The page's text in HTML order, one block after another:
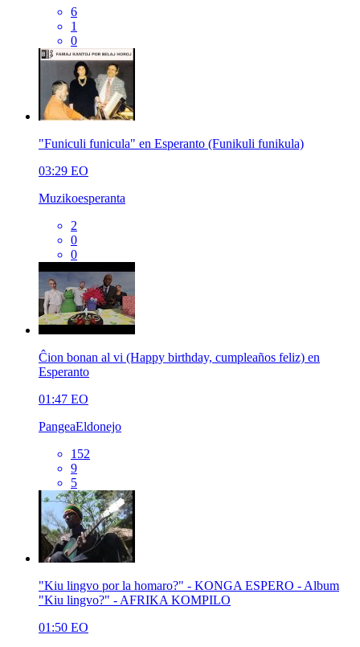
6
1
0
"Funiculi funicula" en Esperanto (Funikuli funikula)
03:29 EO
Muzikoesperanta
2
0
0
Ĉion bonan al vi (Happy birthday, cumpleaños feliz) en
Esperanto
01:47 EO
PangeaEldonejo
152
9
5
"Kiu lingvo por la homaro?" - KONGA ESPERO - Album
"Kiu lingvo?" - AFRIKA KOMPILO
01:50 EO